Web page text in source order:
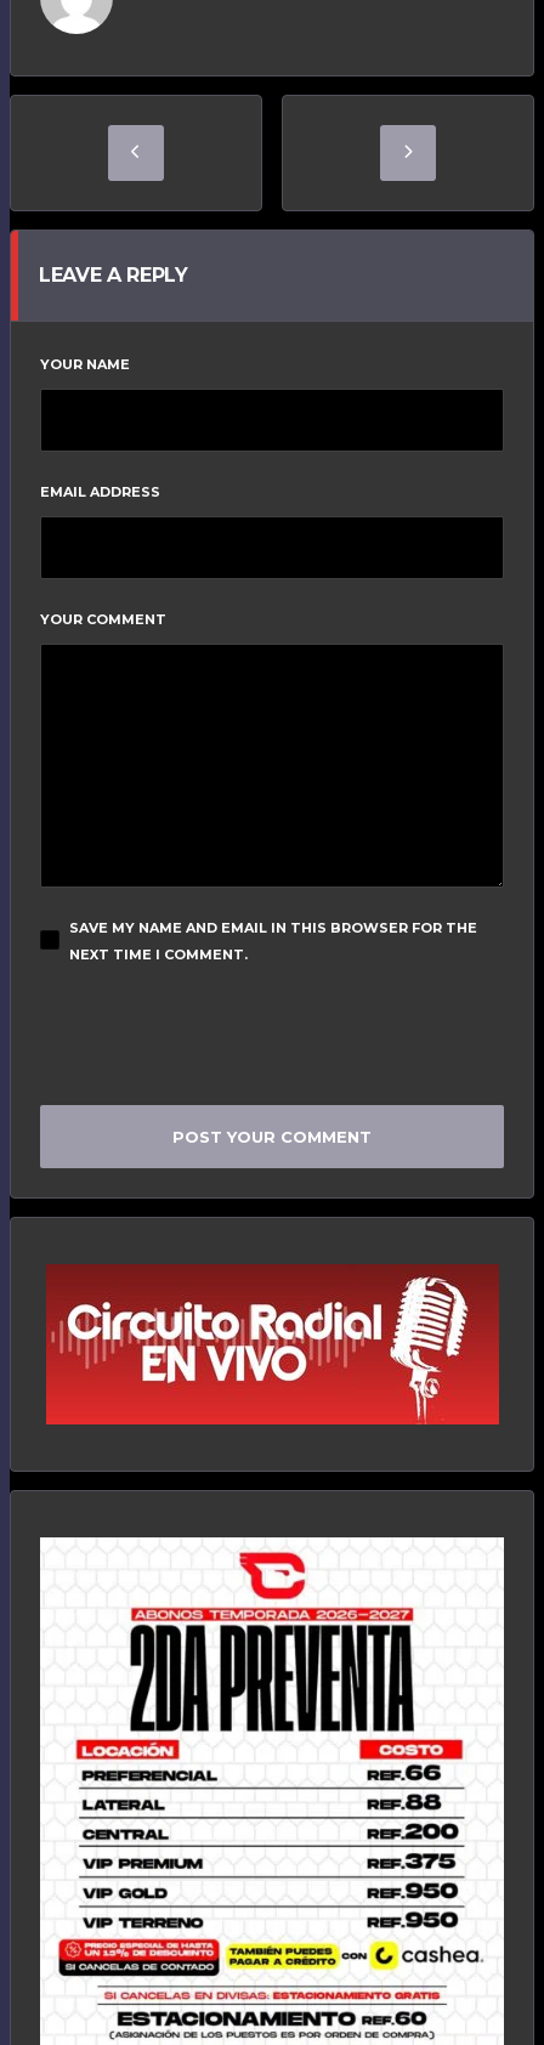
LEAVE A REPLY
YOUR NAME
EMAIL ADDRESS
YOUR COMMENT
SAVE MY NAME AND EMAIL IN THIS BROWSER FOR THE
NEXT TIME I COMMENT.